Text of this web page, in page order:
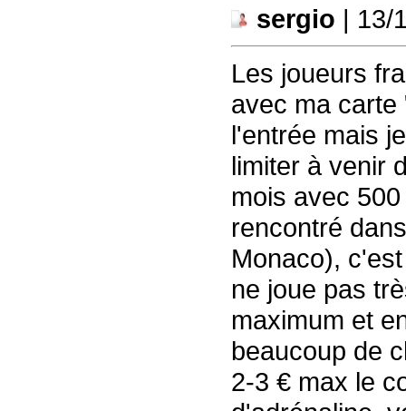
sergio | 13/
Les joueurs
avec ma carte
l'entrée mais
limiter à venir
mois avec
rencontré
Monaco),
ne joue pas
maximum et
beaucoup de
2-3 € max le